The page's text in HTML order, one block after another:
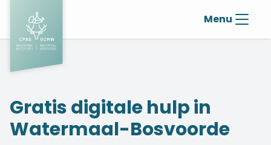
Menu
Gratis digitale hulp in
Watermaal-Bosvoorde